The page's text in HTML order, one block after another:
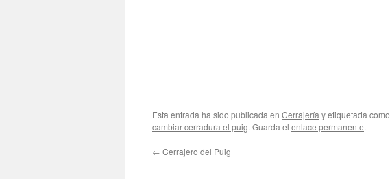
Esta entrada ha sido publicada en Cerrajería y etiquetada como
cambiar cerradura el puig. Guarda el enlace permanente.
← Cerrajero del Puig